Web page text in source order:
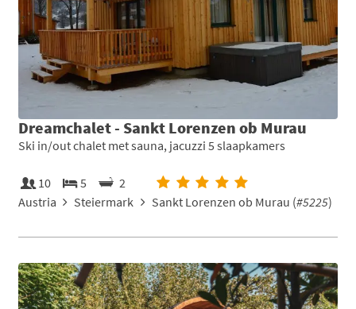
Dreamchalet - Sankt Lorenzen ob Murau
Ski in/out chalet met sauna, jacuzzi 5 slaapkamers
10 5
2
Austria
Steiermark Sankt Lorenzen ob Murau (#5225)